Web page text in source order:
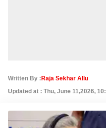
Written By : Raja Sekhar Allu
Updated at : Thu, June 11,2026,